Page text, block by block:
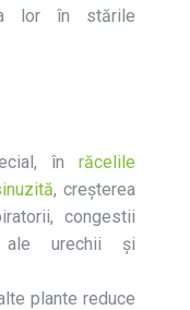
lor în stările
în răcelile
, creşterea
congestii
ale urechii şi
plante reduce